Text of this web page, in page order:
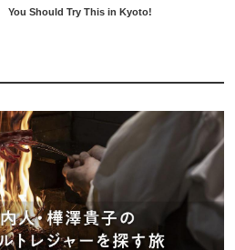
You Should Try This in Kyoto!